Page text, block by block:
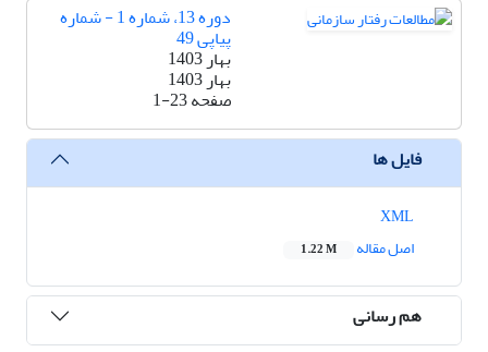
دوره 13، شماره 1 - شماره
پیاپی 49
بهار 1403
بهار 1403
صفحه1-23
فایل ها
اصل مقاله
1.22 M
هم رسانی